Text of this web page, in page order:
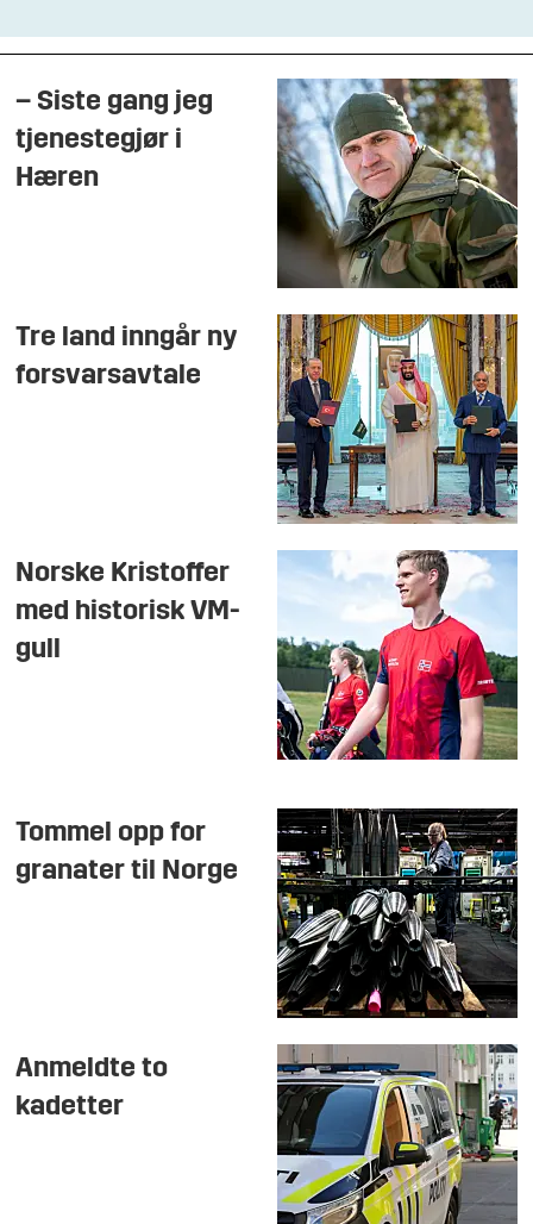
– Siste gang jeg
tjenestegjør i
Hæren
Tre land inngår ny
forsvarsavtale
Norske Kristoffer
med historisk VM-
gull
Tommel opp for
granater til Norge
Anmeldte to
kadetter